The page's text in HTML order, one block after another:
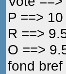
P ==>
R ==>
O ==>
fond